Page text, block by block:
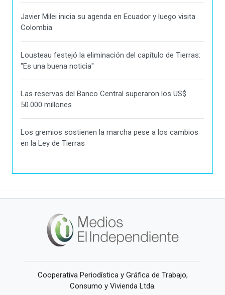
Javier Milei inicia su agenda en Ecuador y luego visita
Colombia
Lousteau festejó la eliminación del capítulo de Tierras:
"Es una buena noticia"
Las reservas del Banco Central superaron los US$
50.000 millones
Los gremios sostienen la marcha pese a los cambios
en la Ley de Tierras
Cooperativa Periodística y Gráfica de Trabajo,
Consumo y Vivienda Ltda.